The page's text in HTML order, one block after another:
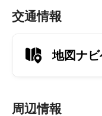
交通情報
地図ナ
周辺情報